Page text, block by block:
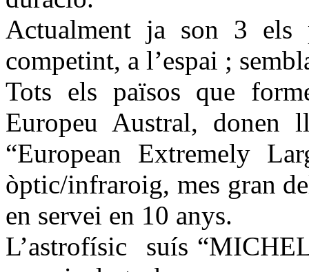
Actualment ja son 3 els
competint, a l’espai ;
Tots els països que
Europeu Austral, donen
“European Extremely
òptic/infraroig, mes gran
en servei en 10 anys.
L’astrofísic
suís